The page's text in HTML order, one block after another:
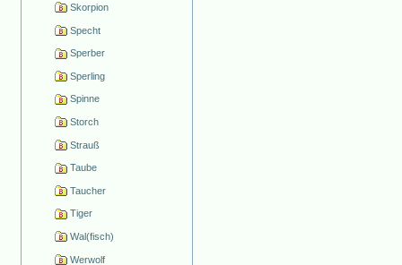
Skorpion
Specht
Sperber
Sperling
Spinne
Storch
Strauß
Taube
Taucher
Tiger
Wal(fisch)
Werwolf